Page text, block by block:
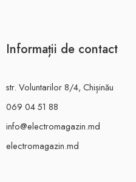
Informații de contact
str. Voluntarilor 8/4, Chișinău
069 04 51 88
info@electromagazin.md
electromagazin.md